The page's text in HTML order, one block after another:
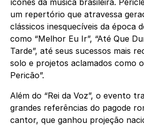
ícones da música brasileira.
um repertório que atravessa
clássicos inesquecíveis da época
como “Melhor Eu Ir”, “Até Que
Tarde”, até seus sucessos mais
solo e projetos aclamados como
Pericão”.
Além do “Rei da Voz”, o evento
grandes referências do pagode
cantor, que ganhou projeção